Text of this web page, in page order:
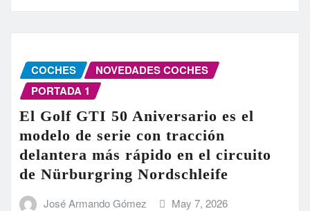
COCHES
NOVEDADES COCHES
PORTADA 1
El Golf GTI 50 Aniversario es el
modelo de serie con tracción
delantera más rápido en el circuito
de Nürburgring Nordschleife
José Armando Gómez May 7, 2026